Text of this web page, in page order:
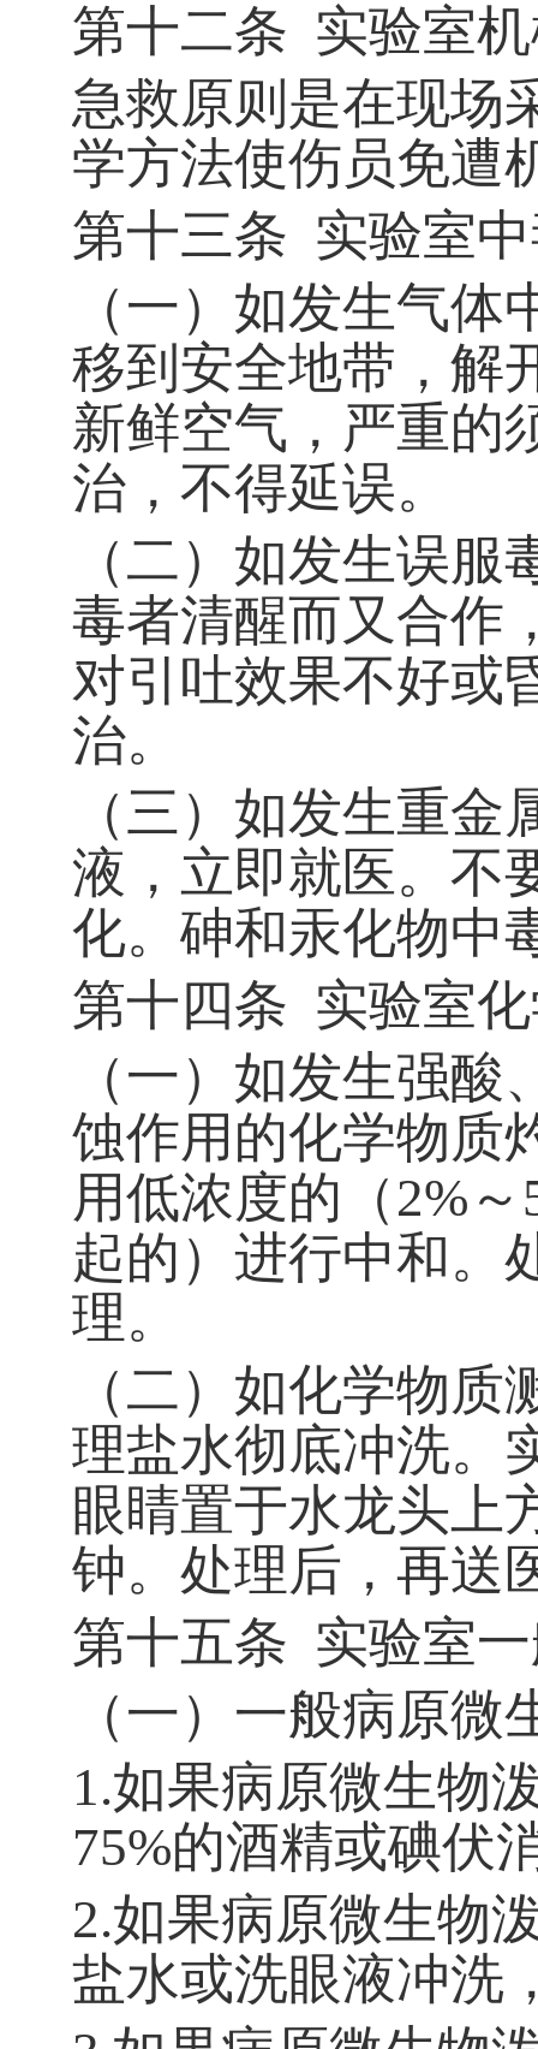
第十二条 实验室
急救原则是在现场
学方法使伤员免遭
第十三条 实验室
（一）如发生气
移到安全地带，解
新鲜空气，严重的
治，不得延误。
（二）如发生误
毒者清醒而又合作
对引吐效果不好或
治。
（三）如发生重
液，立即就医。不
化。砷和汞化物中
第十四条 实验室
（一）如发生强
蚀作用的化学物质
用低浓度的（2% ～
起的）进行中和。
理。
（二）如化学物
理盐水彻底冲洗。
眼睛置于水龙头上
钟。处理后，再送
第十五条 实验室
（一）一般病原微
1.如果病原微生物
75%的酒精或碘伏
2.如果病原微生物
盐水或洗眼液冲洗